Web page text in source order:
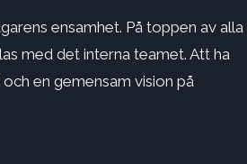
ensamhet. På toppen av alla
med det interna teamet. Att ha
en gemensam vision på